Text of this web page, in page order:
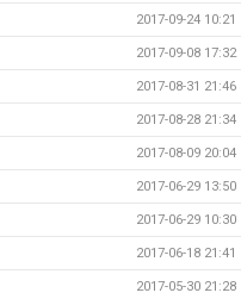
2017-09-24 10:21
2017-09-08 17:32
2017-08-31 21:46
2017-08-28 21:34
2017-08-09 20:04
2017-06-29 13:50
2017-06-29 10:30
2017-06-18 21:41
2017-05-30 21:28